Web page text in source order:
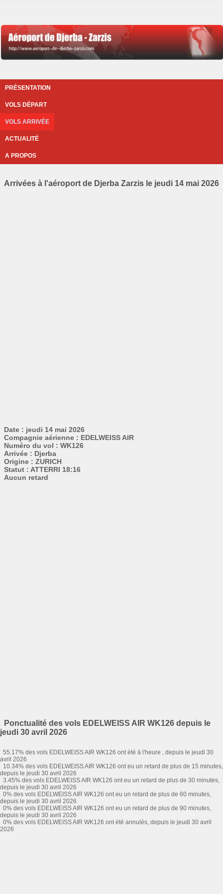
PRÉSENTATION
VOLS DÉPART
VOLS ARRIVÉE
ACTUALITÉ
A PROPOS
Arrivées à l'aéroport de Djerba Zarzis le jeudi 14 mai 2026
Date : jeudi 14 mai 2026
Compagnie aérienne : EDELWEISS AIR
Numéro du vol : WK126
Arrivée : Djerba
Origine : ZURICH
Statut : ATTERRI 18:16
Aucun retard
Ponctualité des vols EDELWEISS AIR WK126 depuis le
jeudi 30 avril 2026
55.17% des vols EDELWEISS AIR WK126 ont été à l'heure , depuis le jeudi 30
avril 2026
10.34% des vols EDELWEISS AIR WK126 ont eu un retard de plus de 15 minutes,
depuis le jeudi 30 avril 2026
3.45% des vols EDELWEISS AIR WK126 ont eu un retard de plus de 30 minutes,
depuis le jeudi 30 avril 2026
0% des vols EDELWEISS AIR WK126 ont eu un retard de plus de 60 minutes,
depuis le jeudi 30 avril 2026
0% des vols EDELWEISS AIR WK126 ont eu un retard de plus de 90 minutes,
depuis le jeudi 30 avril 2026
0% des vols EDELWEISS AIR WK126 ont été annulés, depuis le jeudi 30 avril
2026